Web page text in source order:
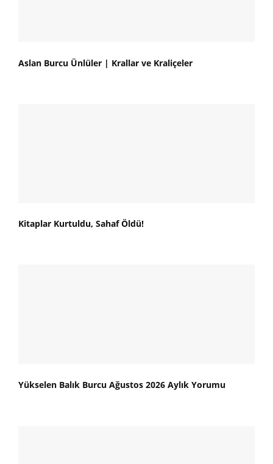
Aslan Burcu Ünlüler | Krallar ve Kraliçeler
Kitaplar Kurtuldu, Sahaf Öldü!
Yükselen Balık Burcu Ağustos 2026 Aylık Yorumu